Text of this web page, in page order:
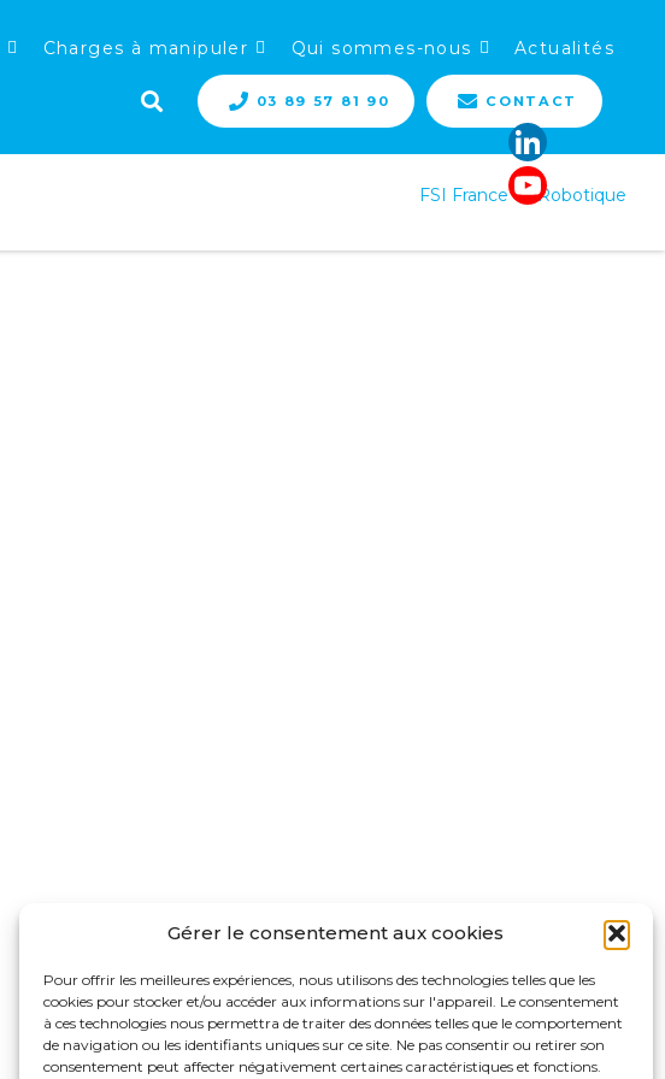
Gérer le consentement aux cookies
Pour offrir les meilleures expériences, nous utilisons des technologies telles que les
cookies pour stocker et/ou accéder aux informations sur l'appareil. Le consentement
à ces technologies nous permettra de traiter des données telles que le comportement
de navigation ou les identifiants uniques sur ce site. Ne pas consentir ou retirer son
consentement peut affecter négativement certaines caractéristiques et fonctions.
Charges à manipuler Qui sommes-nous Actualités
03 89 57 81 90 CONTACT
FSI France > Robotique